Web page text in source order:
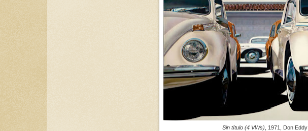
Sin título (4 VWs) , 1971, Don Eddy